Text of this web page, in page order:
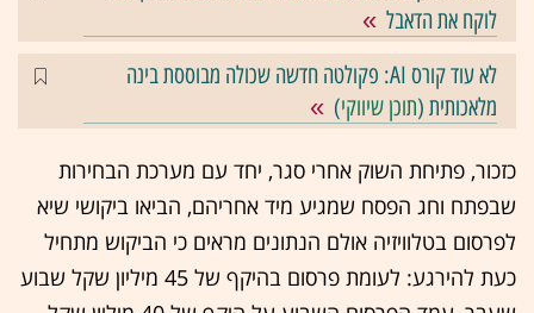
לוקח את הדאבל
לא עוד קורס AI: פקולטה חדשה שכולה מבוססת בינה
מלאכותית (תוכן שיווקי)
כזכור, פתיחת השוק אחרי סגר, יחד עם מערכת הבחירות
שבפתח וחג הפסח שמגיע מיד אחריהם, הביאו ביקושי שיא
לפרסום בטלוויזיה אולם הנתונים מראים כי הביקוש מתחיל
כעת להירגע: לעומת פרסום בהיקף של 45 מיליון שקל שבוע